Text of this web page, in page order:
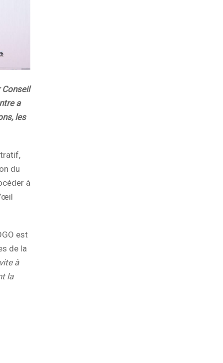
Conseil
a
les
du
à
est
de la
à
la